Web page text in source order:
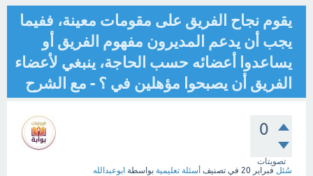
يقوم نجاح الفريق على مقومات معينة، ففيما
يجب أن يدعم المديرون مفهوم الفريق أو
يساعدوا أعضائه حسب الحاجة، ينبغي لأعضاء
الفريق أن يصبحوا مؤهلين في ؟ - مع الشرح
0
تصويتات
سُئل فبراير 20 في تصنيف أسئلة تعليمية بواسطة ابوعبدالله